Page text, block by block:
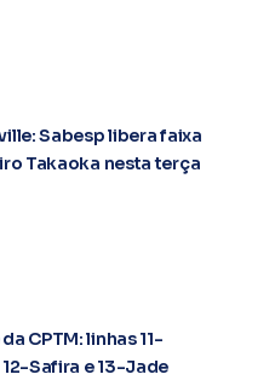
Sabesp libera faixa
Takaoka nesta terça
CPTM: linhas 11-
Safira e 13-Jade